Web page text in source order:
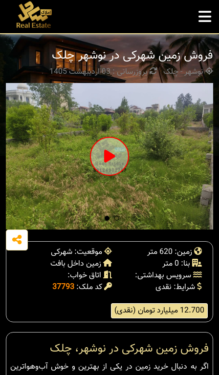
فروش زمین شهرکی در نوشهر چلک
نوشهر - چلک بروزرسانی : 03 اردیبهشت 1405
زمین: 620 متر
موقعیت: شهرکی
بنا: 0 متر
زمین داخل بافت
سرویس بهداشتی:
اتاق خواب:
شرایط: نقدی
کد ملک: 37793
12.700 میلیارد تومان (نقدی)
فروش زمین شهرکی در نوشهر، چلک
اگر به دنبال خرید زمین در یکی از بهترین و خوش آب‌وهواترین